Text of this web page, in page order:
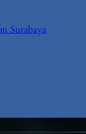
Surabaya